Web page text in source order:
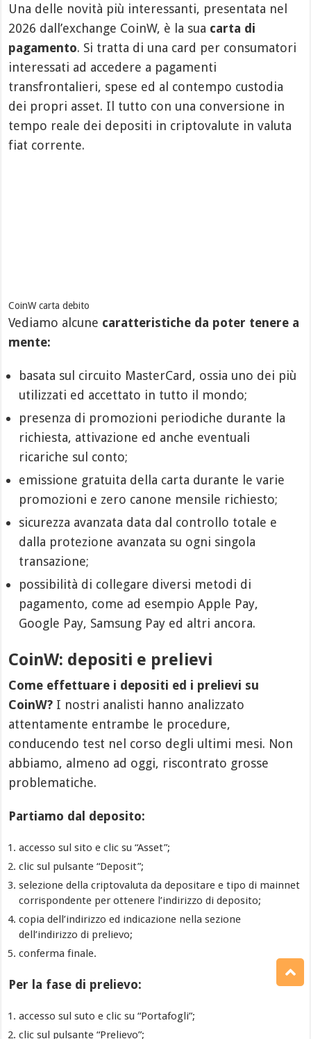
Una delle novità più interessanti, presentata nel
2026 dall’exchange CoinW, è la sua carta di
pagamento. Si tratta di una card per consumatori
interessati ad accedere a pagamenti
transfrontalieri, spese ed al contempo custodia
dei propri asset. Il tutto con una conversione in
tempo reale dei depositi in criptovalute in valuta
fiat corrente.
CoinW carta debito
Vediamo alcune caratteristiche da poter tenere a
mente:
basata sul circuito MasterCard, ossia uno dei più
utilizzati ed accettato in tutto il mondo;
presenza di promozioni periodiche durante la
richiesta, attivazione ed anche eventuali
ricariche sul conto;
emissione gratuita della carta durante le varie
promozioni e zero canone mensile richiesto;
sicurezza avanzata data dal controllo totale e
dalla protezione avanzata su ogni singola
transazione;
possibilità di collegare diversi metodi di
pagamento, come ad esempio Apple Pay,
Google Pay, Samsung Pay ed altri ancora.
CoinW: depositi e prelievi
Come effettuare i depositi ed i prelievi su
CoinW? I nostri analisti hanno analizzato
attentamente entrambe le procedure,
conducendo test nel corso degli ultimi mesi. Non
abbiamo, almeno ad oggi, riscontrato grosse
problematiche.
Partiamo dal deposito:
accesso sul sito e clic su “Asset”;
clic sul pulsante “Deposit”;
selezione della criptovaluta da depositare e tipo di mainnet
corrispondente per ottenere l’indirizzo di deposito;
copia dell’indirizzo ed indicazione nella sezione
dell’indirizzo di prelievo;
conferma finale.
Per la fase di prelievo:
accesso sul suto e clic su “Portafogli”;
clic sul pulsante “Prelievo”;